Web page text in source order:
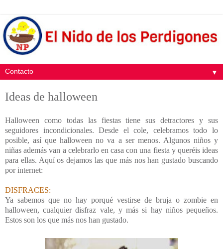
▼
Ideas de halloween
Halloween como todas las fiestas tiene sus detractores y sus
seguidores incondicionales. Desde el cole, celebramos todo lo
posible, así que halloween no va a ser menos. Algunos niños y
niñas además van a celebrarlo en casa con una fiesta y queréis ideas
para ellas. Aquí os dejamos las que más nos han gustado buscando
por internet:
DISFRACES:
Ya sabemos que no hay porqué vestirse de bruja o zombie en
halloween, cualquier disfraz vale, y más si hay niños pequeños.
Estos son los que más nos han gustado.